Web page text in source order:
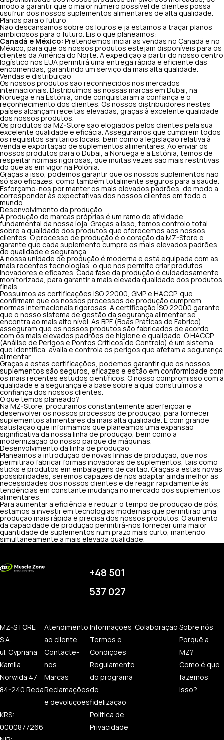
modo a garantir que o maior número possível de clientes possa
usufruir dos nossos suplementos alimentares de alta qualidade.
Planos para o futuro
Não descansamos sobre os louros e já estamos a traçar planos
ambiciosos para o futuro. Eis o que planeamos:
Canadá e México: Pretendemos iniciar as vendas no Canadá e no
México, para que os nossos produtos estejam disponíveis para os
clientes da América do Norte. A expedição a partir do nosso centro
logístico nos EUA permitirá uma entrega rápida e eficiente das
encomendas, garantindo um serviço da mais alta qualidade.
Vendas e distribuição
Os nossos produtos são reconhecidos nos mercados
internacionais. Distribuímos as nossas marcas em Dubai, na
Noruega e na Estónia, onde conquistaram a confiança e o
reconhecimento dos clientes. Os nossos distribuidores nestes
países alcançam receitas elevadas, graças à excelente qualidade
dos nossos produtos.
Os produtos da MZ-Store são elogiados pelos clientes pela sua
excelente qualidade e eficácia. Asseguramos que cumprem todos
os requisitos sanitários locais, bem como a legislação relativa à
venda e exportação de suplementos alimentares. Ao enviar os
nossos produtos para o Dubai, a Noruega e a Estónia, temos de
respeitar normas rigorosas, que muitas vezes são mais restritivas
do que as em vigor na Polónia.
Graças a isso, podemos garantir que os nossos suplementos não
só são eficazes, como também totalmente seguros para a saúde.
Esforçamo-nos por manter os mais elevados padrões, de modo a
corresponder às expectativas dos nossos clientes em todo o
mundo.
Desenvolvimento da produção
A produção de marcas próprias é um ramo de atividade
fundamental da nossa loja. Graças a isso, temos controlo total
sobre a qualidade dos produtos que oferecemos aos nossos
clientes. O processo de produção é o coração da MZ-Store e
garante que cada suplemento cumpre os mais elevados padrões
de qualidade e segurança.
A nossa unidade de produção é moderna e está equipada com as
mais recentes tecnologias, o que nos permite criar produtos
inovadores e eficazes. Cada fase da produção é cuidadosamente
monitorizada, para garantir a mais elevada qualidade dos produtos
finais.
Possuímos as certificações ISO 22000, GMP e HACCP, que
confirmam que os nossos processos de produção cumprem
normas internacionais rigorosas. A certificação ISO 22000 garante
que o nosso sistema de gestão da segurança alimentar se
encontra ao mais alto nível. As BPF (Boas Práticas de Fabrico)
asseguram que os nossos produtos são fabricados de acordo
com os mais elevados padrões de higiene e qualidade. O HACCP
(Análise de Perigos e Pontos Críticos de Controlo) é um sistema
que identifica, avalia e controla os perigos que afetam a segurança
alimentar.
Graças a estas certificações, podemos garantir que os nossos
suplementos são seguros, eficazes e estão em conformidade com
os mais recentes estudos científicos. O nosso compromisso com a
qualidade e a segurança é a base sobre a qual construímos a
confiança dos nossos clientes.
O que temos planeado?
Na MZ-Store, procuramos constantemente aperfeiçoar e
desenvolver os nossos processos de produção, para fornecer
suplementos alimentares da mais alta qualidade. É com grande
satisfação que informamos que planeamos uma expansão
significativa da nossa linha de produção, bem como a
modernização do nosso parque de máquinas.
Desenvolvimento da linha de produção
Planeamos a introdução de novas linhas de produção, que nos
permitirão fabricar formas inovadoras de suplementos, tais como
sticks e produtos em embalagens de cartão. Graças a estas novas
possibilidades, seremos capazes de nos adaptar ainda melhor às
necessidades dos nossos clientes e de reagir rapidamente às
tendências em constante mudança no mercado dos suplementos
alimentares.
Para aumentar a eficiência e reduzir o tempo de produção de pós,
estamos a investir em tecnologias modernas que permitirão uma
produção mais rápida e precisa dos nossos produtos. O aumento
da capacidade de produção permitirá-nos fornecer uma maior
quantidade de suplementos num prazo mais curto, mantendo
simultaneamente a mais elevada qualidade.
+48 501
537 027
MZ-STORE
S.A.
ul. Cypriana
Kamila
Norwida 47
84-240 Reda
KRS:
0000877266
Atendimento
ao cliente
Contacte-
nos
Marcas
Reclamações
e devoluções
Informações
Termos e
Condições
Regulamento
do programa
de
fidelização
Política de
Privacidade
Colaboração Sobre nós
Porquê a
MZ?
Como é que
fazemos
isso?